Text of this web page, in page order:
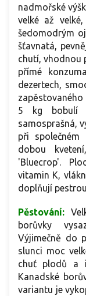
nadmořské
velké až
šedomodrým
šťavnatá,
chutí, vhodnou
přímé
dezertech,
zapěstovaného
5 kg bobulí
samosprašná,
při
dobou
'Bluecrop'.
vitamin K,
doplňují
Pěstování:
borůvky
Výjimečně do
slunci moc
chuť plodů a
Kanadské
variantu je